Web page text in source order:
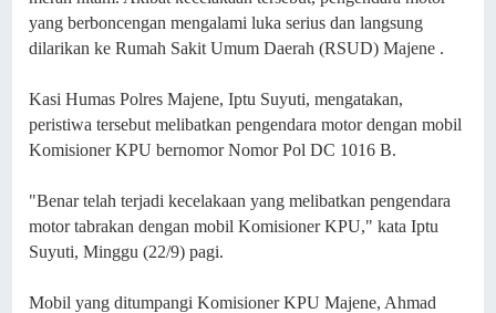
yang berboncengan mengalami luka serius dan langsung
dilarikan ke Rumah Sakit Umum Daerah (RSUD) Majene .
Kasi Humas Polres Majene, Iptu Suyuti, mengatakan,
peristiwa tersebut melibatkan pengendara motor dengan mobil
Komisioner KPU bernomor Nomor Pol DC 1016 B.
"Benar telah terjadi kecelakaan yang melibatkan pengendara
motor tabrakan dengan mobil Komisioner KPU," kata Iptu
Suyuti, Minggu (22/9) pagi.
Mobil yang ditumpangi Komisioner KPU Majene, Ahmad